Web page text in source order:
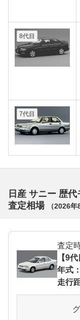
8代目
7代目
日産 サニー 歴
査定相場
（2026年
査定
【9代
年式
走行